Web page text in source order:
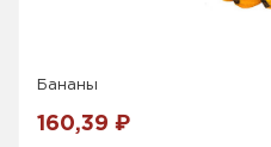
Бананы
160,39 ₽